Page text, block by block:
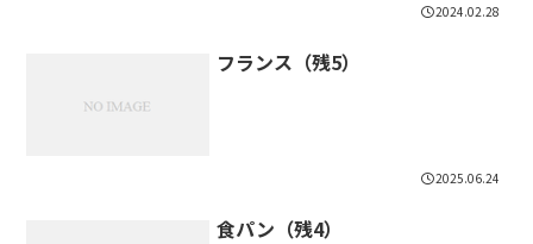
2024.02.28
フランス（残5）
2025.06.24
食パン（残4）